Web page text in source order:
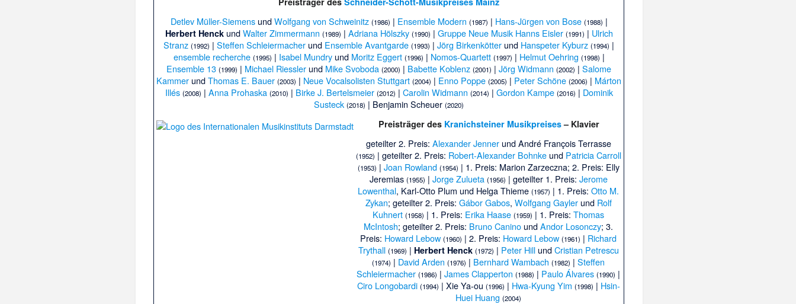
Detlev Müller-SiemensundWolfgang von Schweinitz (1986) | Ensemble Modern (1987) | Hans-Jürgen von Bose (1988) |
Herbert HenckundWalter Zimmermann (1989) | Adriana Hölszky (1990) | Gruppe Neue Musik Hanns Eisler (1991) | Ulrich
Stranz (1992) |Steffen Schleiermacher und Ensemble Avantgarde (1993) |Jörg Birkenkötter und Hanspeter Kyburz (1994) |
ensemble recherche (1995) | Isabel Mundryund Moritz Eggert (1996) | Nomos-Quartett (1997) | Helmut Oehring (1998) |
Ensemble 13 (1999) | Michael Riessler und Mike Svoboda (2000) | Babette Koblenz (2001) |Jörg Widmann (2002) |Salome
Kammer undThomas E. Bauer (2003) | Neue Vocalsolisten Stuttgart (2004) | Enno Poppe (2005) | Peter Schöne (2006) | Márton
Illés (2008) | Anna Prohaska (2010) | Birke J. Bertelsmeier (2012) | Carolin Widmann (2014) | Gordon Kampe (2016) | Dominik
Susteck (2018) | Benjamin Scheuer (2020)
Preisträger des Kranichsteiner Musikpreises– Klavier
geteilter 2. Preis: Alexander JennerundAndré François Terrasse
(1952) | geteilter 2. Preis: Robert-Alexander Bohnkeund Patricia Carroll
(1953) | Joan Rowland (1954) | 1. Preis: Marion Zarzeczna; 2. Preis: Elly
Jeremias (1955) | Jorge Zulueta (1956) | geteilter 1. Preis: Jerome
Lowenthal, Karl-Otto Plum und Helga Thieme (1957) | 1. Preis:Otto M.
Zykan; geteilter 2. Preis: Gábor Gabos, Wolfgang Gaylerund Rolf
Kuhnert (1958) | 1. Preis: Erika Haase (1959) | 1. Preis:Thomas
McIntosh; geteilter 2. Preis: Bruno Canino undAndor Losonczy; 3.
Preis: Howard Lebow (1960) | 2. Preis: Howard Lebow (1961) | Richard
Trythall (1969) | Herbert Henck (1972) | Peter HillundCristian Petrescu
(1974) | David Arden (1976) | Bernhard Wambach (1982) |Steffen
Schleiermacher (1986) |James Clapperton (1988) | Paulo Álvares (1990) |
Ciro Longobardi (1994) | Xie Ya-ou (1996) | Hwa-Kyung Yim (1998) | Hsin-
Huei Huang (2004)